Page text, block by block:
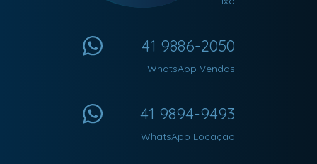
41 9886-2050
WhatsApp Vendas
41 9894-9493
WhatsApp Locação